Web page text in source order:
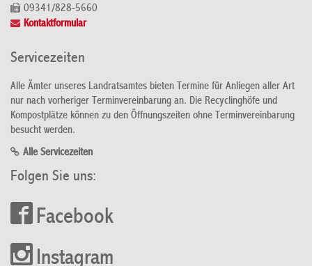
09341/828-5660
Kontaktformular
Servicezeiten
Alle Ämter unseres Landratsamtes bieten Termine für Anliegen aller Art
nur nach vorheriger Terminvereinbarung an. Die Recyclinghöfe und
Kompostplätze können zu den Öffnungszeiten ohne Terminvereinbarung
besucht werden.
Alle Servicezeiten
Folgen Sie uns:
Facebook
Instagram